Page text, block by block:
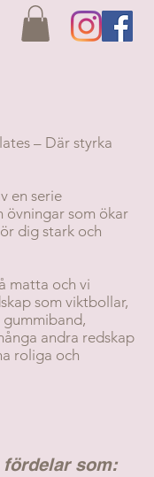
– Där styrka
en serie
övningar som ökar
dig stark och
matta och vi
som viktbollar,
andra redskap
roliga och
fördelar som: